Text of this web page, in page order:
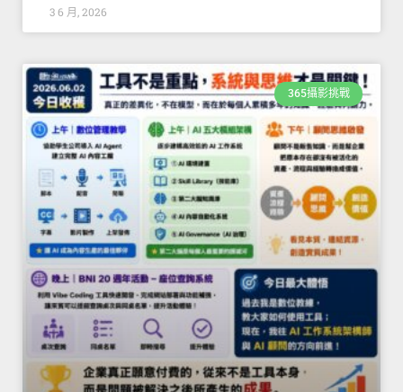
3 6 月, 2026
365攝影挑戰